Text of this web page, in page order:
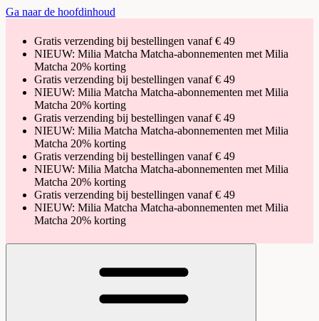
Ga naar de hoofdinhoud
Gratis verzending bij bestellingen vanaf € 49
NIEUW: Milia Matcha Matcha-abonnementen met Milia
Matcha 20% korting
Gratis verzending bij bestellingen vanaf € 49
NIEUW: Milia Matcha Matcha-abonnementen met Milia
Matcha 20% korting
Gratis verzending bij bestellingen vanaf € 49
NIEUW: Milia Matcha Matcha-abonnementen met Milia
Matcha 20% korting
Gratis verzending bij bestellingen vanaf € 49
NIEUW: Milia Matcha Matcha-abonnementen met Milia
Matcha 20% korting
Gratis verzending bij bestellingen vanaf € 49
NIEUW: Milia Matcha Matcha-abonnementen met Milia
Matcha 20% korting